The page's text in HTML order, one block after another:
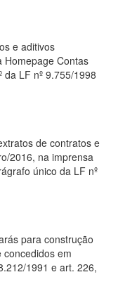
e aditivos
Homepage Contas
da LF nº 9.755/1998
de contratos e
2016, na imprensa
único da LF nº
para construção
em
1991 e art. 226,